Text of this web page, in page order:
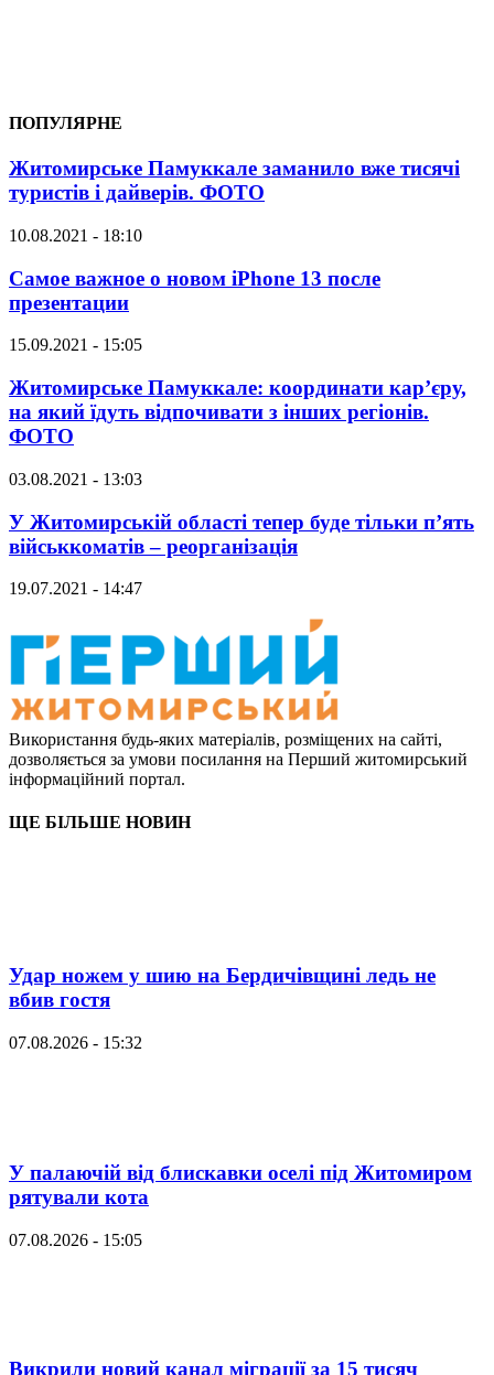
ПОПУЛЯРНЕ
Житомирське Памуккале заманило вже тисячі
туристів і дайверів. ФОТО
10.08.2021 - 18:10
Самое важное о новом iPhone 13 после
презентации
15.09.2021 - 15:05
Житомирське Памуккале: координати кар’єру,
на який їдуть відпочивати з інших регіонів.
ФОТО
03.08.2021 - 13:03
У Житомирській області тепер буде тільки п’ять
військкоматів – реорганізація
19.07.2021 - 14:47
Використання будь-яких матеріалів, розміщених на сайті,
дозволяється за умови посилання на Перший житомирський
інформаційний портал.
ЩЕ БІЛЬШЕ НОВИН
Удар ножем у шию на Бердичівщині ледь не
вбив гостя
07.08.2026 - 15:32
У палаючій від блискавки оселі під Житомиром
рятували кота
07.08.2026 - 15:05
Викрили новий канал міграції за 15 тисяч